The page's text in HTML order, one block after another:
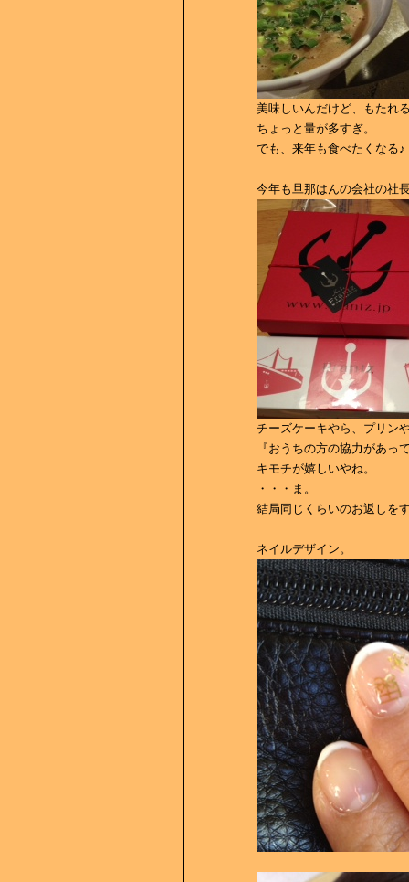
美味しいんだけど、もたれ
ちょっと量が多すぎ。
でも、来年も食べたくなる♪
今年も旦那はんの会社の社
チーズケーキやら、プリン
『おうちの方の協力があっ
キモチが嬉しいやね。
・・・ま。
結局同じくらいのお返しを
ネイルデザイン。